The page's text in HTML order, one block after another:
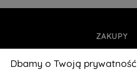
ZAKUPY
INFORMACJE
Dbamy o Twoją prywatność